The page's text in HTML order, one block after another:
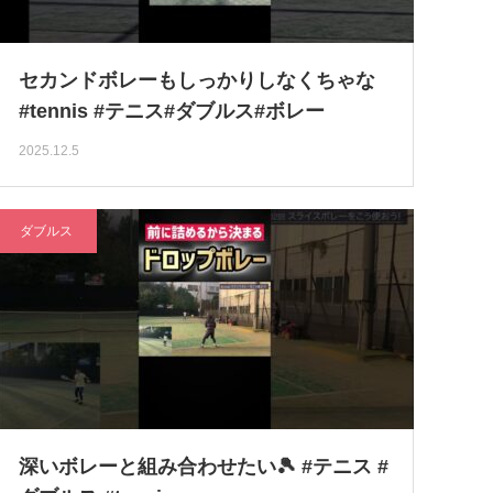
セカンドボレーもしっかりしなくちゃな
#tennis #テニス#ダブルス#ボレー
2025.12.5
ダブルス
深いボレーと組み合わせたい🎾 #テニス #